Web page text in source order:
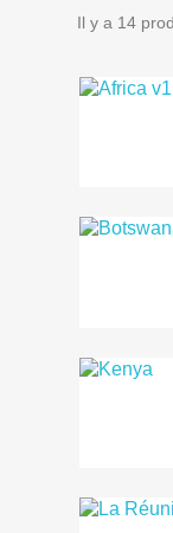
Il y a 14